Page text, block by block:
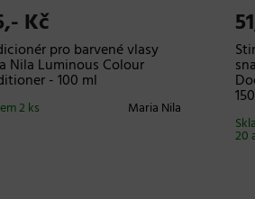
Kč
pro barvené vlasy
Nila Luminous Colour
- 100 ml
Maria Nila
2 ks
20